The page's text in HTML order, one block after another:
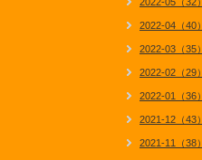
2022-04（40）
2022-03（35）
2022-02（29）
2022-01（36）
2021-12（43）
2021-11（38）